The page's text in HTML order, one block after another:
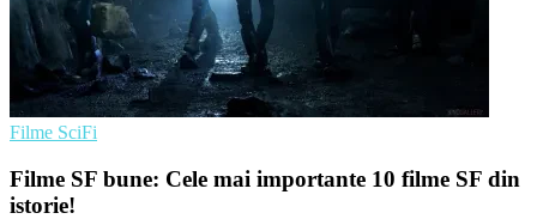
Filme SciFi
Filme SF bune: Cele mai importante 10 filme SF din
istorie!